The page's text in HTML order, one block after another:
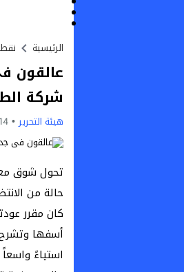
الرئيسية
عالقون
شركة
هيئة التحرير 14
تحول شوق
حالة من
أسفها وتشرح
استياءً